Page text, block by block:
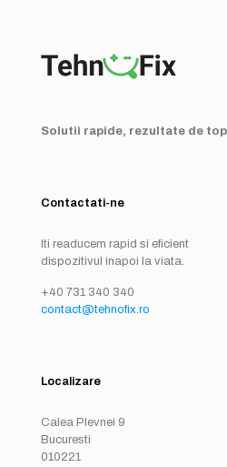
Solutii rapide, rezultate de
Contactati-ne
Iti readucem rapid si eficient
dispozitivul inapoi la viata.
+40 731 340 340
contact@tehnofix.ro
Localizare
Calea Plevnei 9
Bucuresti
010221